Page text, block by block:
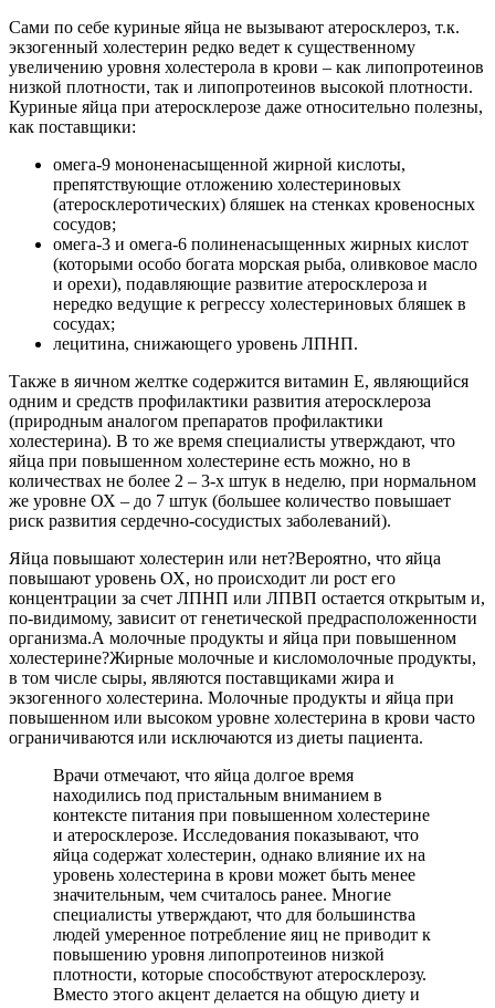
Сами по себе куриные яйца не вызывают атеросклероз, т.к.
экзогенный холестерин редко ведет к существенному
увеличению уровня холестерола в крови – как липопротеинов
низкой плотности, так и липопротеинов высокой плотности.
Куриные яйца при атеросклерозе даже относительно полезны,
как поставщики:
омега-9 мононенасыщенной жирной кислоты,
препятствующие отложению холестериновых
(атеросклеротических) бляшек на стенках кровеносных
сосудов;
омега-3 и омега-6 полиненасыщенных жирных кислот
(которыми особо богата морская рыба, оливковое масло
и орехи), подавляющие развитие атеросклероза и
нередко ведущие к регрессу холестериновых бляшек в
сосудах;
лецитина, снижающего уровень ЛПНП.
Также в яичном желтке содержится витамин E, являющийся
одним и средств профилактики развития атеросклероза
(природным аналогом препаратов профилактики
холестерина). В то же время специалисты утверждают, что
яйца при повышенном холестерине есть можно, но в
количествах не более 2 – 3-х штук в неделю, при нормальном
же уровне ОХ – до 7 штук (большее количество повышает
риск развития сердечно-сосудистых заболеваний).
Яйца повышают холестерин или нет?Вероятно, что яйца
повышают уровень ОХ, но происходит ли рост его
концентрации за счет ЛПНП или ЛПВП остается открытым и,
по-видимому, зависит от генетической предрасположенности
организма.А молочные продукты и яйца при повышенном
холестерине?Жирные молочные и кисломолочные продукты,
в том числе сыры, являются поставщиками жира и
экзогенного холестерина. Молочные продукты и яйца при
повышенном или высоком уровне холестерина в крови часто
ограничиваются или исключаются из диеты пациента.
Врачи отмечают, что яйца долгое время
находились под пристальным вниманием в
контексте питания при повышенном холестерине
и атеросклерозе. Исследования показывают, что
яйца содержат холестерин, однако влияние их на
уровень холестерина в крови может быть менее
значительным, чем считалось ранее. Многие
специалисты утверждают, что для большинства
людей умеренное потребление яиц не приводит к
повышению уровня липопротеинов низкой
плотности, которые способствуют атеросклерозу.
Вместо этого акцент делается на общую диету и